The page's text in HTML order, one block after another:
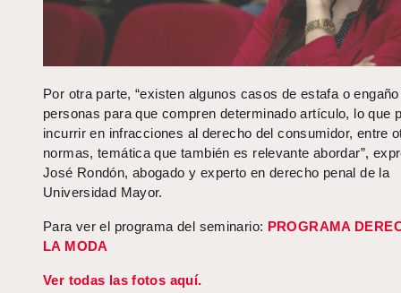
Por otra parte, “existen algunos casos de estafa o
personas para que compren determinado artículo, lo que
incurrir en infracciones al derecho del consumidor, entre
normas, temática que también es relevante abordar”,
José Rondón, abogado y experto en derecho penal de la
Universidad Mayor.
Para ver el programa del seminario: PROGRAMA
LA MODA
Ver todas las fotos aquí.